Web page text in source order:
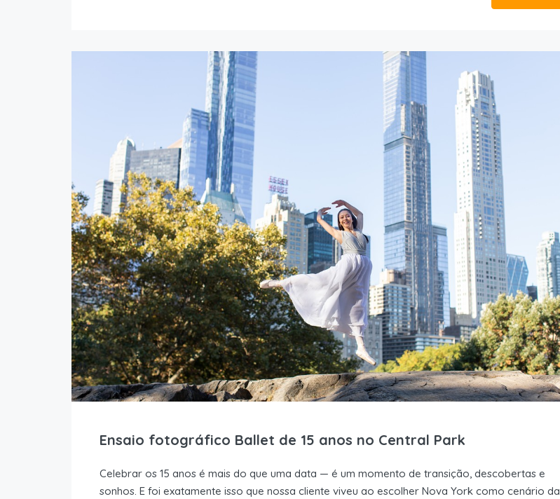
Ensaio fotográfico Ballet de 15 anos no Central Park
Celebrar os 15 anos é mais do que uma data — é um momento de transição, descobertas e
sonhos. E foi exatamente isso que nossa cliente viveu ao escolher Nova York como cenário da